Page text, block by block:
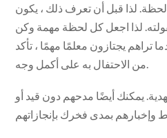
لذا قبل أن تعرف ذلك ، يكون
لذا اجعل كل لحظة مهمة وكن
تراهم يجتازون معلمًا مهمًا ، تأكد
يمكنك أيضًا مدحهم دون قيد أو